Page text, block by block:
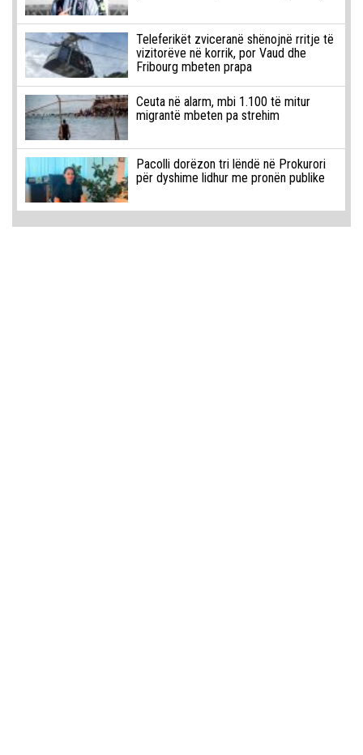
Teleferikët zviceranë shënojnë rritje të
vizitorëve në korrik, por Vaud dhe
Fribourg mbeten prapa
Ceuta në alarm, mbi 1.100 të mitur
migrantë mbeten pa strehim
Pacolli dorëzon tri lëndë në Prokurori
për dyshime lidhur me pronën publike